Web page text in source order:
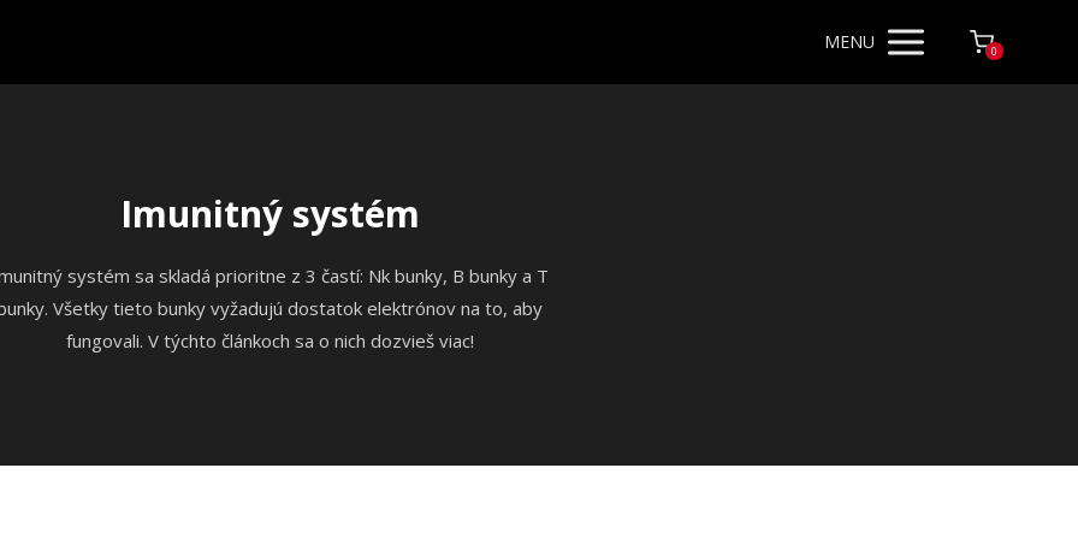
MENU 0
Imunitný systém
systém sa skladá prioritne z 3 častí: Nk bunky, B bunky a T
Všetky tieto bunky vyžadujú dostatok elektrónov na to, aby
fungovali. V týchto článkoch sa o nich dozvieš viac!